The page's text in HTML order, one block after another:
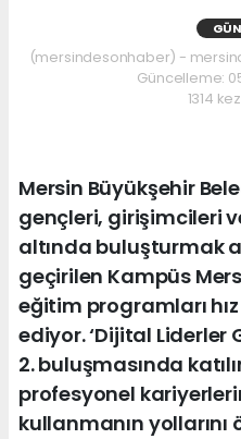
(mersindesonhaber) -
Güncelleme:
1314
Mersin Büyükşehir
gençleri, girişimcileri
altında buluşturmak
geçirilen Kampüs
eğitim programları
ediyor. ‘Dijital Liderler
2. buluşmasında
profesyonel
kullanmanın yollarını